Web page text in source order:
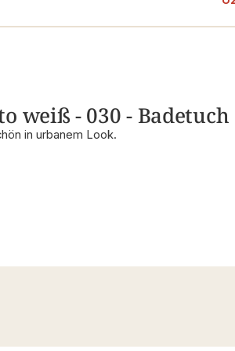
weiß - 030 - Badetuch
in urbanem Look.